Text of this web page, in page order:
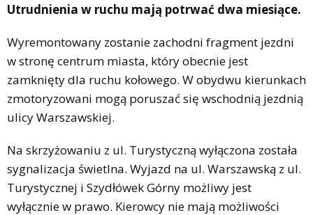
Utrudnienia w ruchu mają potrwać dwa miesiące.
Wyremontowany zostanie zachodni fragment jezdni
w stronę centrum miasta, który obecnie jest
zamknięty dla ruchu kołowego. W obydwu kierunkach
zmotoryzowani mogą poruszać się wschodnią jezdnią
ulicy Warszawskiej.
Na skrzyżowaniu z ul. Turystyczną wyłączona została
sygnalizacja świetlna. Wyjazd na ul. Warszawską z ul.
Turystycznej i Szydłówek Górny możliwy jest
wyłącznie w prawo. Kierowcy nie mają możliwości